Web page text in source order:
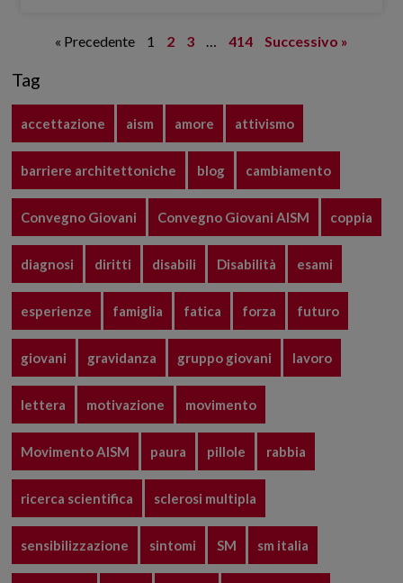
« Precedente 1 2 3 … 414 Successivo »
Tag
accettazione aism amore attivismo
barriere architettoniche blog cambiamento
Convegno Giovani Convegno Giovani AISM coppia
diagnosi diritti disabili Disabilità esami
esperienze famiglia fatica forza futuro
giovani gravidanza gruppo giovani lavoro
lettera motivazione movimento
Movimento AISM paura pillole rabbia
ricerca scientifica sclerosi multipla
sensibilizzazione sintomi SM sm italia